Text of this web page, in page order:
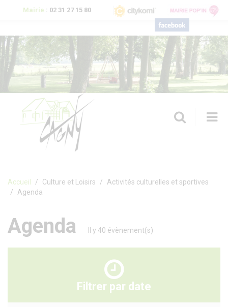
Mairie : 02 31 27 15 80
Formulaire de recherche
Accueil Culture et Loisirs
Activités culturelles et sportives
Agenda
Agenda Il y 40 évènement(s)
Filtrer par date